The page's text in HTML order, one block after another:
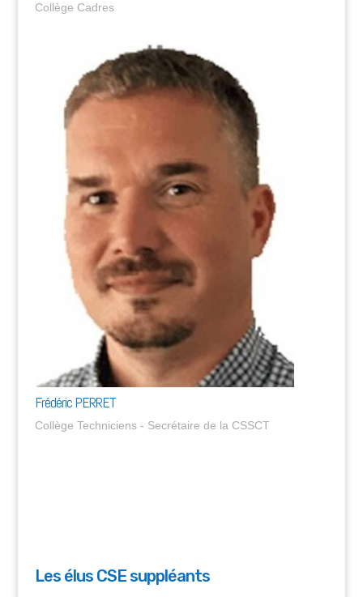
Collège Cadres
Frédéric PERRET
Collège Techniciens - Secrétaire de la CSSCT
Les élus CSE suppléants